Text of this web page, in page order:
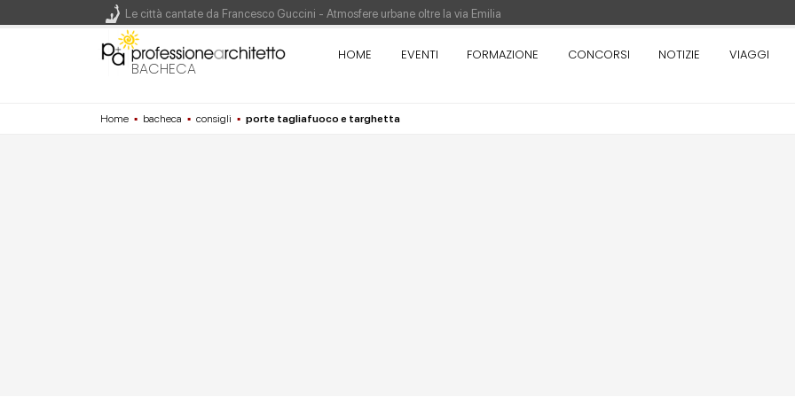
BACHECA
HOME EVENTI FORMAZIONE CONCORSI NOTIZIE VIAGGI
Home ▪ bacheca ▪ consigli ▪ porte tagliafuoco e targhetta
Le città cantate da Francesco Guccini - Atmosfere urbane oltre la via Emilia
Renzo Piano World Tour 2026, ottava edizione in partenza. Rotta verso Ovest - Europa, Stati Uniti e Canada | 22 agosto > 30